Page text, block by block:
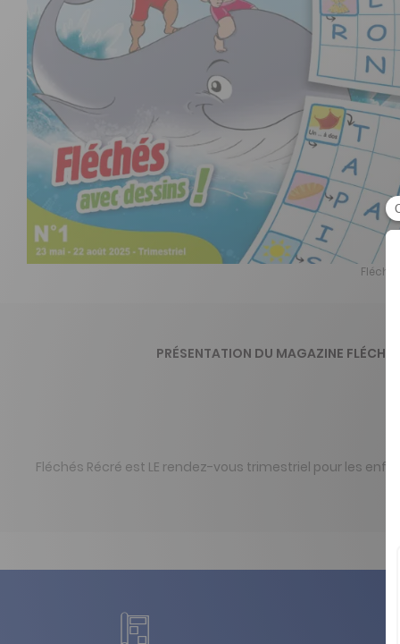
PRÉSENTATION DU MAGAZINE
Fléchés Récré est LE rendez-vous trimestriel pour les